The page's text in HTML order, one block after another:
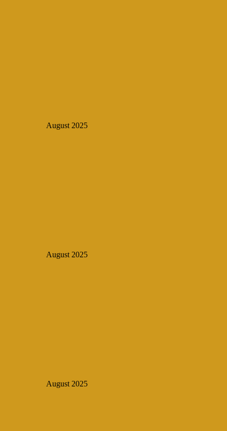
August 2025
August 2025
August 2025